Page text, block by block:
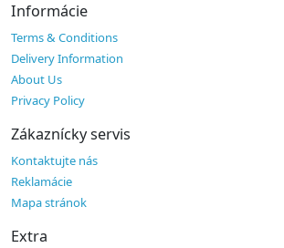
Informácie
Terms & Conditions
Delivery Information
About Us
Privacy Policy
Zákaznícky servis
Kontaktujte nás
Reklamácie
Mapa stránok
Extra